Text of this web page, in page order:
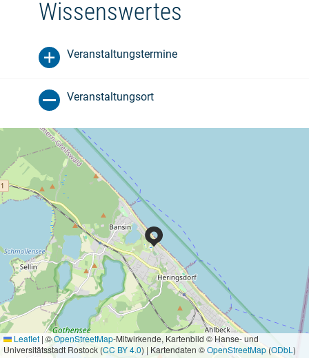
Wissenswertes
Veranstaltungstermine
Veranstaltungsort
Leaflet |©OpenStreetMap-Mitwirkende, Kartenbild © Hanse- und
Universitätsstadt Rostock (CC BY 4.0) | Kartendaten ©OpenStreetMap(ODbL )